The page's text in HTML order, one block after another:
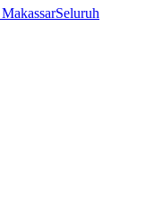
Seluruh